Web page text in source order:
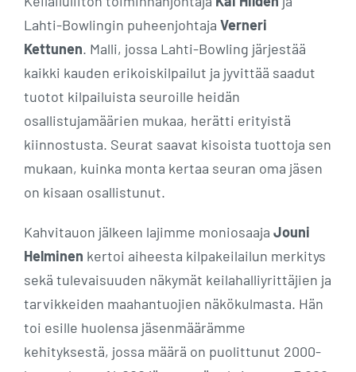
Lahti-Bowlingin puheenjohtaja Verneri
Kettunen. Malli, jossa Lahti-Bowling järjestää
kaikki kauden erikoiskilpailut ja jyvittää saadut
tuotot kilpailuista seuroille heidän
osallistujamäärien mukaa, herätti erityistä
kiinnostusta. Seurat saavat kisoista tuottoja sen
mukaan, kuinka monta kertaa seuran oma jäsen
on kisaan osallistunut.
Kahvitauon jälkeen lajimme moniosaaja Jouni
Helminen kertoi aiheesta kilpakeilailun merkitys
sekä tulevaisuuden näkymät keilahalliyrittäjien ja
tarvikkeiden maahantuojien näkökulmasta. Hän
toi esille huolensa jäsenmäärämme
kehityksestä, jossa määrä on puolittunut 2000-